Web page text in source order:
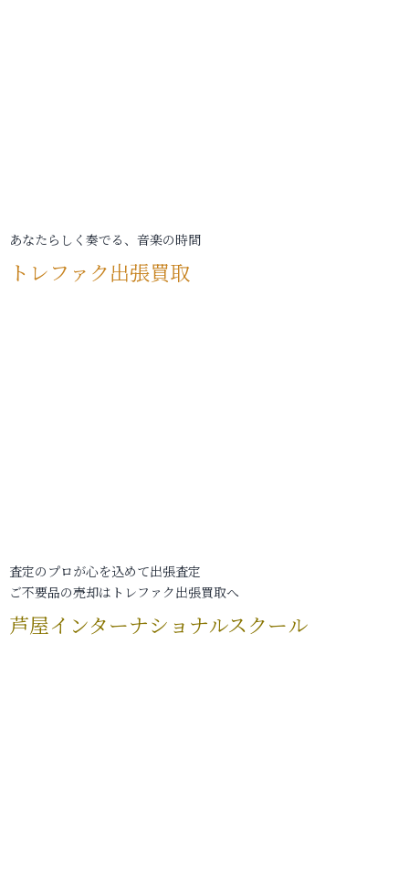
あなたらしく奏でる、音楽の時間
トレファク出張買取
査定のプロが心を込めて出張査定
ご不要品の売却はトレファク出張買取へ
芦屋インターナショナルスクール